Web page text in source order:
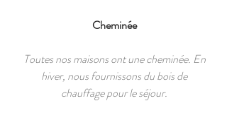
Cheminée
Toutes nos maisons ont une cheminée. En
hiver, nous fournissons du bois de
chauffage pour le séjour.